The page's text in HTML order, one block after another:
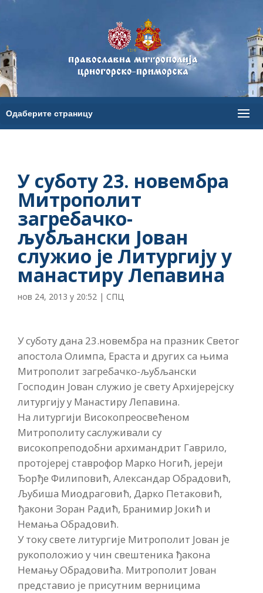
У суботу 23. новембра
Митрополит
загребачко-
љубљански Јован
служио је Литургију у
манастиру Лепавина
нов 24, 2013 у 20:52 | СПЦ
У суботу дана 23.новембра на празник Светог
апостола Олимпа, Ераста и других са њима
Митрополит загребачко-љубљански
Господин Јован служио је свету Архијерејску
литургију у Манастиру Лепавина.
На литургији Високопреосвећеном
Митрополиту саслуживали су
високопреподобни архимандрит Гаврило,
протојереј ставрофор Марко Ногић, јереји
Ђорђе Филиповић, Александар Обрадовић,
Љубиша Миодраговић, Дарко Петаковић,
ђакони Зоран Радић, Бранимир Јокић и
Немања Обрадовић.
У току свете литургије Митрополит Јован је
рукоположио у чин свештеника ђакона
Немању Обрадовића. Митрополит Јован
представио је присутним верницима